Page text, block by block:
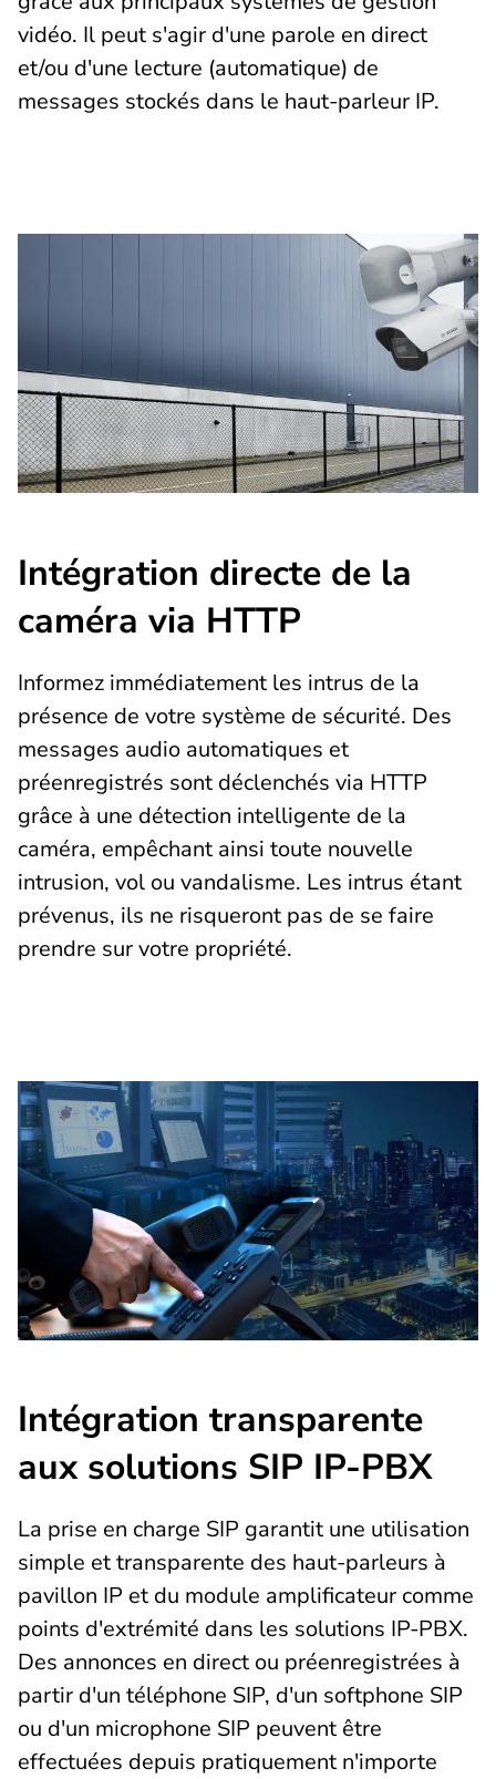
vidéo. Il peut s'agir d'une parole en direct
et/ou d'une lecture (automatique) de
messages stockés dans le haut-parleur IP.
Intégration directe de la
caméra via HTTP
Informez immédiatement les intrus de la
présence de votre système de sécurité. Des
messages audio automatiques et
préenregistrés sont déclenchés via HTTP
grâce à une détection intelligente de la
caméra, empêchant ainsi toute nouvelle
intrusion, vol ou vandalisme. Les intrus étant
prévenus, ils ne risqueront pas de se faire
prendre sur votre propriété.
Intégration transparente
aux solutions SIP IP-PBX
La prise en charge SIP garantit une utilisation
simple et transparente des haut-parleurs à
pavillon IP et du module amplificateur comme
points d'extrémité dans les solutions IP-PBX.
Des annonces en direct ou préenregistrées à
partir d'un téléphone SIP, d'un softphone SIP
ou d'un microphone SIP peuvent être
effectuées depuis pratiquement n'importe